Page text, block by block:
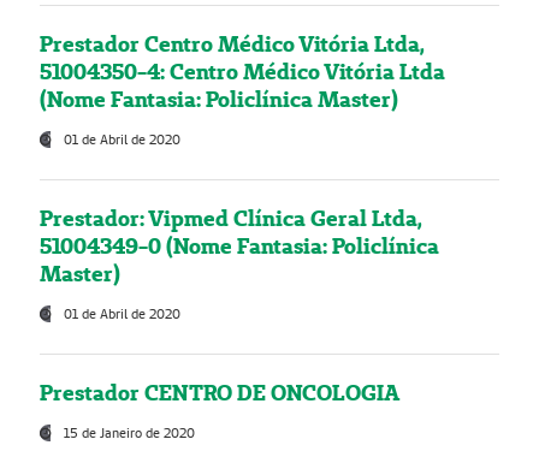
Prestador Centro Médico Vitória Ltda,
51004350-4: Centro Médico Vitória Ltda
(Nome Fantasia: Policlínica Master)
01 de Abril de 2020
Prestador: Vipmed Clínica Geral Ltda,
51004349-0 (Nome Fantasia: Policlínica
Master)
01 de Abril de 2020
Prestador CENTRO DE ONCOLOGIA
15 de Janeiro de 2020